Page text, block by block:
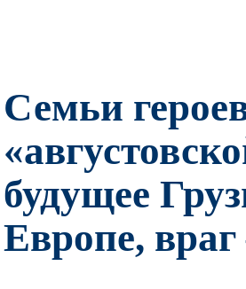
Семьи
будущее
Европе, враг